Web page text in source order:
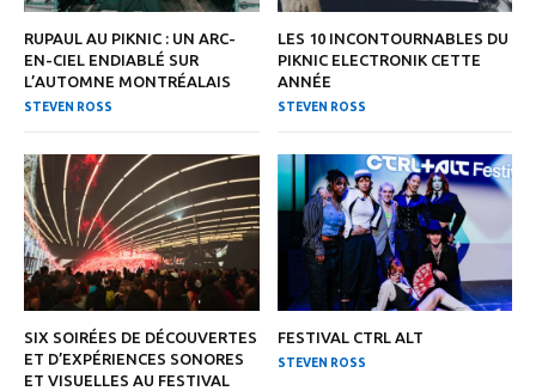
RUPAUL AU PIKNIC : UN ARC-
EN-CIEL ENDIABLÉ SUR
L’AUTOMNE MONTRÉALAIS
STEVEN ROSS
LES 10 INCONTOURNABLES DU
PIKNIC ELECTRONIK CETTE
ANNÉE
STEVEN ROSS
SIX SOIRÉES DE DÉCOUVERTES
ET D’EXPÉRIENCES SONORES
ET VISUELLES AU FESTIVAL
FESTIVAL CTRL ALT
STEVEN ROSS